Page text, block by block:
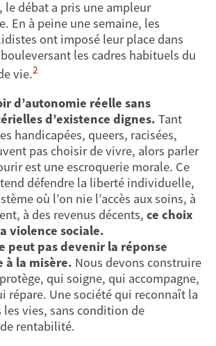
le débat a pris une ampleur
En à peine une semaine, les
ont imposé leur place dans
les cadres habituels du
vie.2
d’autonomie réelle sans
d’existence dignes. Tant
handicapées, queers, racisées,
pas choisir de vivre, alors parler
est une escroquerie morale. Ce
défendre la liberté individuelle,
où l’on nie l’accès aux soins, à
à des revenus décents, ce choix
violence sociale.
peut pas devenir la réponse
la misère. Nous devons construire
qui soigne, qui accompagne,
répare. Une société qui reconnaît la
vies, sans condition de
rentabilité.